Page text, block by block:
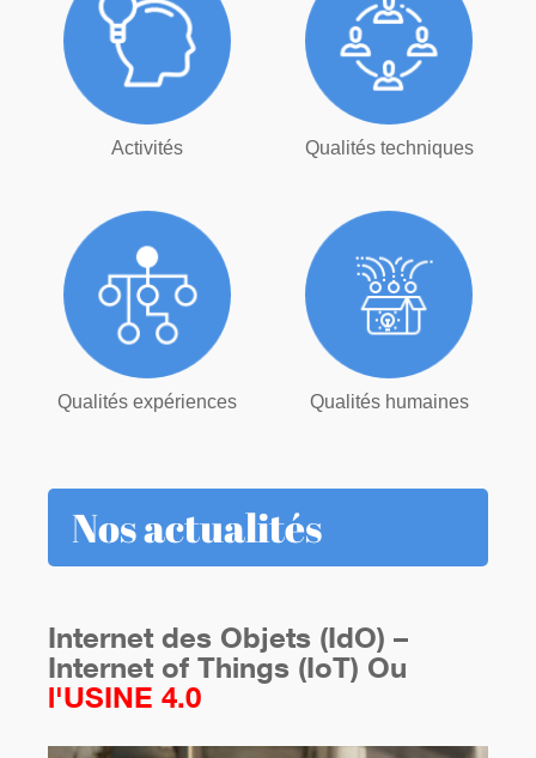
Activités Qualités techniques
Qualités expériences Qualités humaines
Nos actualités
Internet des Objets (IdO) –
Internet of Things (IoT) Ou
l'USINE 4.0